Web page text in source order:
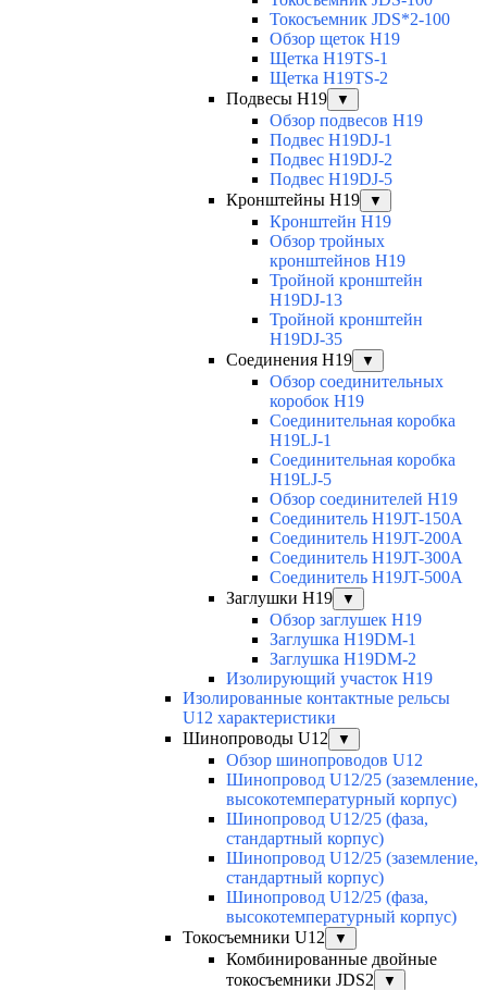
Токосъемник JDS*2-100
Обзор щеток H19
Щетка H19TS-1
Щетка H19TS-2
Подвесы H19
▼
Обзор подвесов H19
Подвес H19DJ-1
Подвес H19DJ-2
Подвес H19DJ-5
Кронштейны H19
▼
Кронштейн H19
Обзор тройных
кронштейнов H19
Тройной кронштейн
H19DJ-13
Тройной кронштейн
H19DJ-35
Соединения H19
▼
Обзор соединительных
коробок H19
Соединительная коробка
H19LJ-1
Соединительная коробка
H19LJ-5
Обзор соединителей H19
Соединитель H19JT-150A
Соединитель H19JT-200A
Соединитель H19JT-300A
Соединитель H19JT-500A
Заглушки H19
▼
Обзор заглушек H19
Заглушка H19DM-1
Заглушка H19DM-2
Изолирующий участок H19
Изолированные контактные рельсы
U12 характеристики
Шинопроводы U12
▼
Обзор шинопроводов U12
Шинопровод U12/25 (заземление,
высокотемпературный корпус)
Шинопровод U12/25 (фаза,
стандартный корпус)
Шинопровод U12/25 (заземление,
стандартный корпус)
Шинопровод U12/25 (фаза,
высокотемпературный корпус)
Токосъемники U12
▼
Комбинированные двойные
токосъемники JDS2
▼